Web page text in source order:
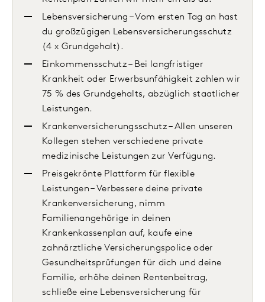
Lebensversicherung – Vom ersten Tag an hast
du großzügigen Lebensversicherungsschutz
(4 x Grundgehalt).
Einkommensschutz – Bei langfristiger
Krankheit oder Erwerbsunfähigkeit zahlen wir
75 % des Grundgehalts, abzüglich staatlicher
Leistungen.
Krankenversicherungsschutz – Allen unseren
Kollegen stehen verschiedene private
medizinische Leistungen zur Verfügung.
Preisgekrönte Plattform für flexible
Leistungen – Verbessere deine private
Krankenversicherung, nimm
Familienangehörige in deinen
Krankenkassenplan auf, kaufe eine
zahnärztliche Versicherungspolice oder
Gesundheitsprüfungen für dich und deine
Familie, erhöhe deinen Rentenbeitrag,
schließe eine Lebensversicherung für